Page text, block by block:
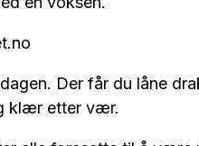
Der får du låne
klær etter vær.